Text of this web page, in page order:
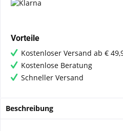
Vorteile
Kostenloser Versand ab €
Kostenlose Beratung
Schneller Versand
Beschreibung